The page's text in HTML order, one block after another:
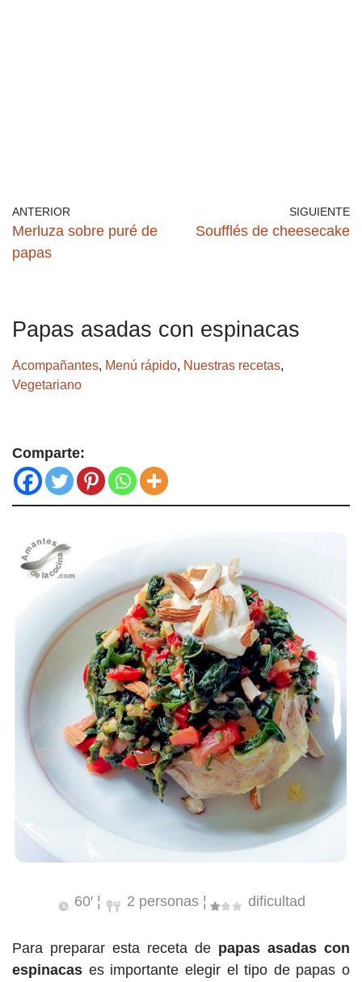
ANTERIOR
Merluza sobre puré de
papas
SIGUIENTE
Soufflés de cheesecake
Papas asadas con espinacas
Acompañantes, Menú rápido, Nuestras recetas,
Vegetariano
Comparte:
60′ ¦ 2 personas ¦ dificultad
Para preparar esta receta de papas asadas con
espinacas es importante elegir el tipo de papas o